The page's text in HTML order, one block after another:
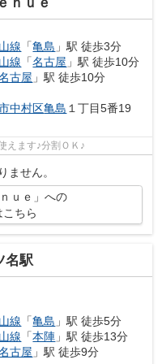
線 「亀島 」駅 徒歩3分
線 「名古屋 」駅 徒歩10分
古屋 」駅 徒歩10分
中村区亀島 １丁目5番19
えます♪分割ＯＫ♪
ません。
ｕｅ」への
ちら
名駅
線 「亀島 」駅 徒歩5分
線 「本陣 」駅 徒歩13分
古屋 」駅 徒歩9分